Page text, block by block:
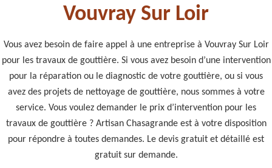
Vouvray Sur Loir
Vous avez besoin de faire appel à une entreprise à Vouvray Sur Loir
pour les travaux de gouttière. Si vous avez besoin d’une intervention
pour la réparation ou le diagnostic de votre gouttière, ou si vous
avez des projets de nettoyage de gouttière, nous sommes à votre
service. Vous voulez demander le prix d’intervention pour les
travaux de gouttière ? Artisan Chasagrande est à votre disposition
pour répondre à toutes demandes. Le devis gratuit et détaillé est
gratuit sur demande.